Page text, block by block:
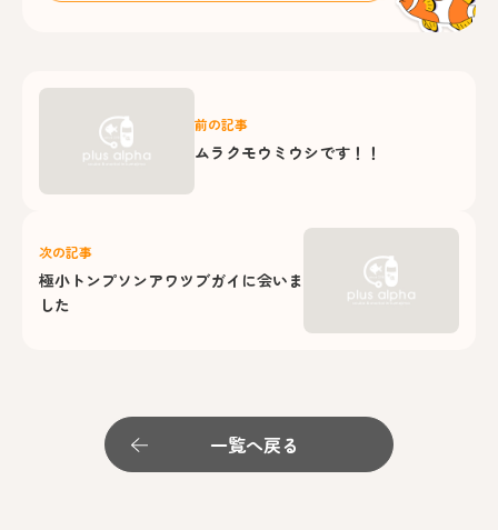
前の記事
ムラクモウミウシです！！
次の記事
極小トンプソンアワツブガイに会いま
した
一覧へ戻る